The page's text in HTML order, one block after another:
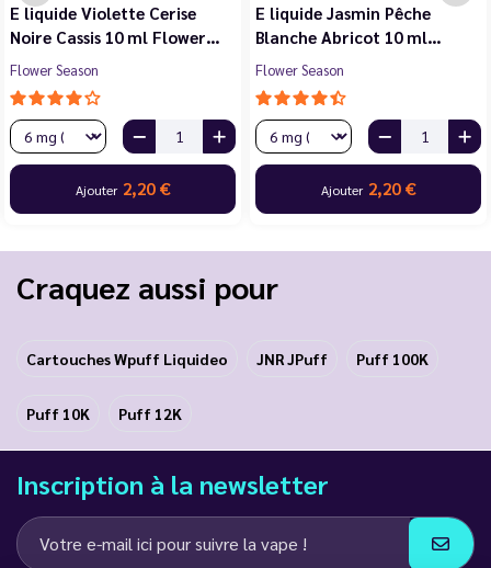
E liquide Violette Cerise
Noire Cassis 10 ml Flower…
Flower Season
Ajouter 2,20 €
E liquide Jasmin Pêche
Blanche Abricot 10 ml…
Flower Season
Ajouter 2,20 €
Craquez aussi pour
Cartouches Wpuff Liquideo JNR JPuff Puff 100K
Puff 10K Puff 12K
Inscription à la newsletter